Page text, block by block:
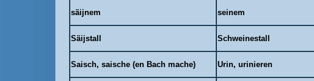
säijnem seinem
Säijstall Schweinestall
Saisch, saische (en Bach mache) Urin, urinieren